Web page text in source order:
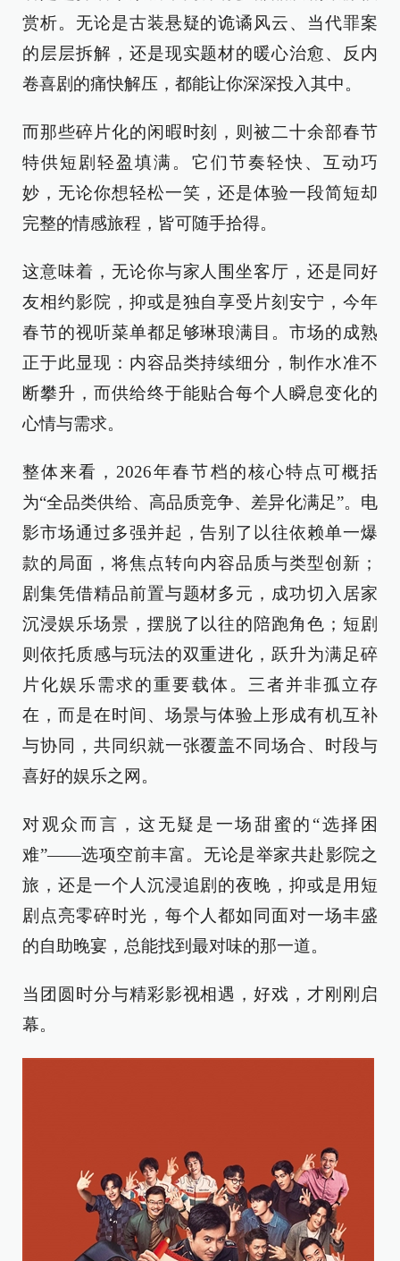
赏析。无论是古装悬疑的诡谲风云、当代罪案
的层层拆解，还是现实题材的暖心治愈、反内
卷喜剧的痛快解压，都能让你深深投入其中。
而那些碎片化的闲暇时刻，则被二十余部春节
特供短剧轻盈填满。它们节奏轻快、互动巧
妙，无论你想轻松一笑，还是体验一段简短却
完整的情感旅程，皆可随手拾得。
这意味着，无论你与家人围坐客厅，还是同好
友相约影院，抑或是独自享受片刻安宁，今年
春节的视听菜单都足够琳琅满目。市场的成熟
正于此显现：内容品类持续细分，制作水准不
断攀升，而供给终于能贴合每个人瞬息变化的
心情与需求。
整体来看，2026年春节档的核心特点可概括
为“全品类供给、高品质竞争、差异化满足”。电
影市场通过多强并起，告别了以往依赖单一爆
款的局面，将焦点转向内容品质与类型创新；
剧集凭借精品前置与题材多元，成功切入居家
沉浸娱乐场景，摆脱了以往的陪跑角色；短剧
则依托质感与玩法的双重进化，跃升为满足碎
片化娱乐需求的重要载体。三者并非孤立存
在，而是在时间、场景与体验上形成有机互补
与协同，共同织就一张覆盖不同场合、时段与
喜好的娱乐之网。
对观众而言，这无疑是一场甜蜜的“选择困
难”——选项空前丰富。无论是举家共赴影院之
旅，还是一个人沉浸追剧的夜晚，抑或是用短
剧点亮零碎时光，每个人都如同面对一场丰盛
的自助晚宴，总能找到最对味的那一道。
当团圆时分与精彩影视相遇，好戏，才刚刚启
幕。